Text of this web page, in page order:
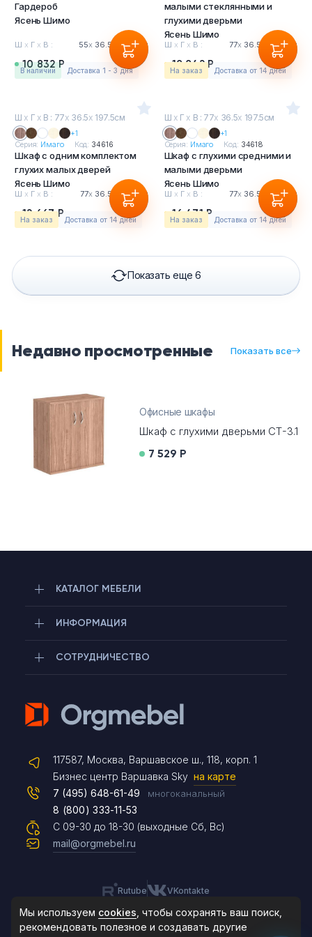
Гардероб
Ясень Шимо
Ш х Г х В : 55х36.5 197.5см
10 832 Р
в наличии Доставка 1 - 3 дня
малыми стеклянными и
глухими дверьми
Ясень Шимо
Ш х Г х В : 77х 36.5 197.5см
18 842 Р
На заказ Доставка от 14 дней
Ш х Г х В : 77х 36.5х 197.5см
+1
Серия: Имаго Код: 34616
Шкаф с одним комплектом
глухих малых дверей
Ясень Шимо
Ш х Г х В : 77х36.5 197.5см
12 667 Р
На заказ Доставка от 14 дней
Ш х Г х В : 77х 36.5х 197.5см
+1
Серия: Имаго Код: 34618
Шкаф с глухими средними и
малыми дверьми
Ясень Шимо
Ш х Г х В : 77х 36.5 197.5см
16 471 Р
На заказ Доставка от 14 дней
Показать еще 6
Недавно просмотренные Показать все
Офисные шкафы
Шкаф с глухими дверьми СТ-3.1
7 529 Р
КАТАЛОГ МЕБЕЛИ
ИНФОРМАЦИЯ
СОТРУДНИЧЕСТВО
117587, Москва, Варшавское ш., 118, корп. 1
Бизнес центр Варшавка Sky на карте
С 09-30 до 18-30 (выходные Сб, Вс)
7 (495) 648-61-49 многоканальный
8 (800) 333-11-53
mail@orgmebel.ru
Rutube VKontakte
Telegram
Max
Чат на сайте
8 (495) 183-47-87
По будням с 09:30 до 18:30
Мы используем cookies , чтобы сохранять ваш поиск,
рекомендовать полезное и создавать другие